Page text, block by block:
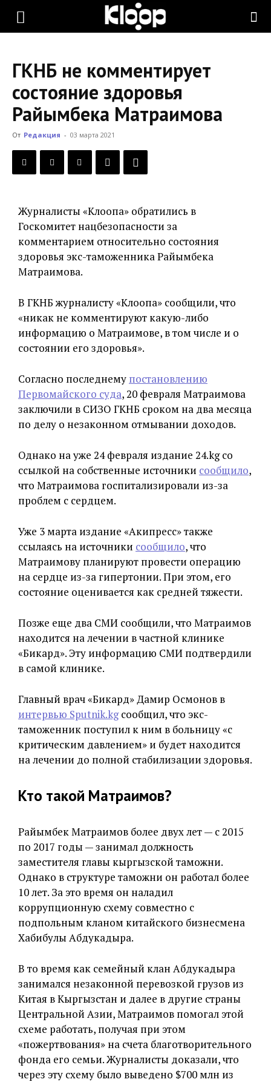
KLOOP.KG
Новости
Кыргызстана
ГКНБ не комментирует
состояние здоровья
Райымбека Матраимова
От Редакция - 03 марта 2021
Журналисты «Клоопа» обратились в
Госкомитет нацбезопасности за
комментарием относительно состояния
здоровья экс-таможенника Райымбека
Матраимова.
В ГКНБ журналисту «Клоопа» сообщили, что
«никак не комментируют какую-либо
информацию о Матраимове, в том числе и о
состоянии его здоровья».
Согласно последнему постановлению
Первомайского суда, 20 февраля Матраимова
заключили в СИЗО ГКНБ сроком на два месяца
по делу о незаконном отмывании доходов.
Однако на уже 24 февраля издание 24.kg со
ссылкой на собственные источники сообщило,
что Матраимова госпитализировали из-за
проблем с сердцем.
Уже 3 марта издание «Акипресс» также
ссылаясь на источники сообщило, что
Матраимову планируют провести операцию
на сердце из-за гипертонии. При этом, его
состояние оценивается как средней тяжести.
Позже еще два СМИ сообщили, что Матраимов
находится на лечении в частной клинике
«Бикард». Эту информацию СМИ подтвердили
в самой клинике.
Главный врач «Бикард» Дамир Осмонов в
интервью Sputnik.kgсообщил, что экс-
таможенник поступил к ним в больницу «с
критическим давлением» и будет находится
на лечении до полной стабилизации здоровья.
Кто такой Матраимов?
Райымбек Матраимов более двух лет — с 2015
по 2017 годы — занимал должность
заместителя главы кыргызской таможни.
Однако в структуре таможни он работал более
10 лет. За это время он наладил
коррупционную схему совместно с
подпольным кланом китайского бизнесмена
Хабибулы Абдукадыра.
В то время как семейный клан Абдукадыра
занимался незаконной перевозкой грузов из
Китая в Кыргызстан и далее в другие страны
Центральной Азии, Матраимов помогал этой
схеме работать, получая при этом
«пожертвования» на счета благотворительного
фонда его семьи. Журналисты доказали, что
через эту схему было выведено $700 млн из